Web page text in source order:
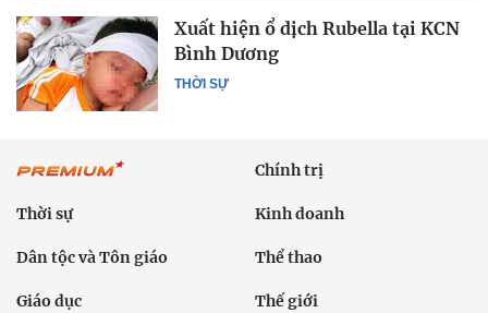
THỜI SỰ
Xuất hiện ổ dịch Rubella tại KCN
Bình Dương
Chính trị
Thời sự Kinh doanh
Dân tộc và Tôn giáo Thể thao
Giáo dục Thế giới